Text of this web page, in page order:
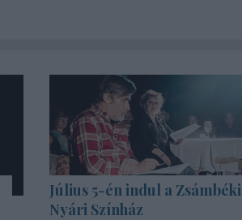
Július 5-én indul a Zsámbéki
Nyári Színház